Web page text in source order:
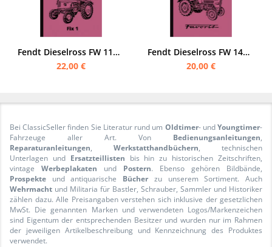
Fendt Dieselross FW 116/ FL 116 Bedienungsanleitung (Fix 1)
22,00 €
Fendt Dieselross FW 140/ 150 Bedienungsanleitung
20,00 €
Bei ClassicSeller finden Sie Literatur rund um Oldtimer- undYoungtimer-
Fahrzeuge aller Art. Von Bedienungsanleitungen,
Reparaturanleitungen, Werkstatthandbüchern, technischen
Unterlagen und Ersatzteillisten bis hin zu historischen Zeitschriften,
vintage Werbeplakaten und Postern. Ebenso gehören Bildbände,
Prospekte und antiquarische Bücher zu unserem Sortiment. Auch
Wehrmacht und Militaria für Bastler, Schrauber, Sammler und Historiker
zählen dazu. Alle Preisangaben verstehen sich inklusive der gesetzlichen
MwSt. Die genannten Marken und verwendeten Logos/Markenzeichen
sind Eigentum der entsprechenden Besitzer und wurden nur im Rahmen
der jeweiligen Artikelbeschreibung und Kennzeichnung des Produktes
verwendet.